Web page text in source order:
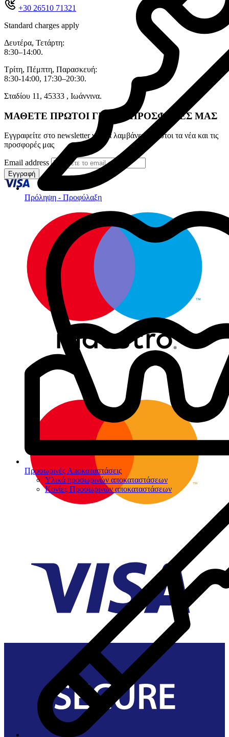
Πρόληψη - Προφύλαξη
Προσωρινές Αποκαταστάσεις
Υλικά προσωρινών αποκαταστάσεων
Κονίες Προσωρινών αποκαταστάσεων
+30 26510 71321
Standard charges apply
Δευτέρα, Τετάρτη:
8:30–14:00.
Τρίτη, Πέμπτη, Παρασκευή:
8:30-14:00, 17:30–20:30.
Σταδίου 11, 45333 , Ιωάννινα.
ΜΑΘΕΤΕ ΠΡΩΤΟΙ ΓΙΑ ΤΙΣ ΠΡΟΣΦΟΡΕΣ ΜΑΣ
Εγγραφείτε στο newsletter για να λαμβάνετε πρώτοι τα νέα και τις
προσφορές μας
Email address
Εγγραφή